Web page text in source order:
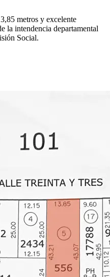
metros y excelente
la intendencia departamental
Social.